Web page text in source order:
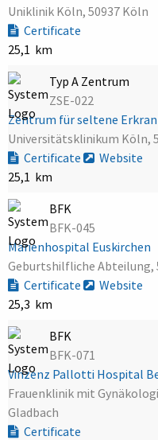
Uniklinik Köln, 50937 Köln
Certificate
25,1 km
Typ A Zentrum
ZSE-022
Zentrum für seltene
Universitätsklinikum Köln,
Certificate
Website
25,1 km
BFK
BFK-045
Marienhospital Euskirchen
Geburtshilfliche Abteilung,
Certificate
Website
25,3 km
BFK
BFK-071
Vinzenz Pallotti Hospital
Frauenklinik mit
Gladbach
Certificate